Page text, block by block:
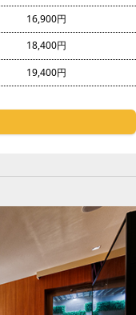
16,900円
18,400円
19,400円